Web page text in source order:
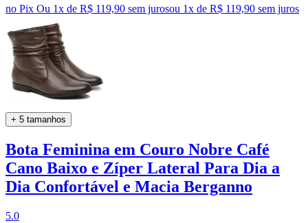
no Pix Ou 1x de R$ 119,90 sem jurosou 1x de R$ 119,90 sem juros
+ 5 tamanhos
Bota Feminina em Couro Nobre Café
Cano Baixo e Zíper Lateral Para Dia a
Dia Confortável e Macia Berganno
5.0